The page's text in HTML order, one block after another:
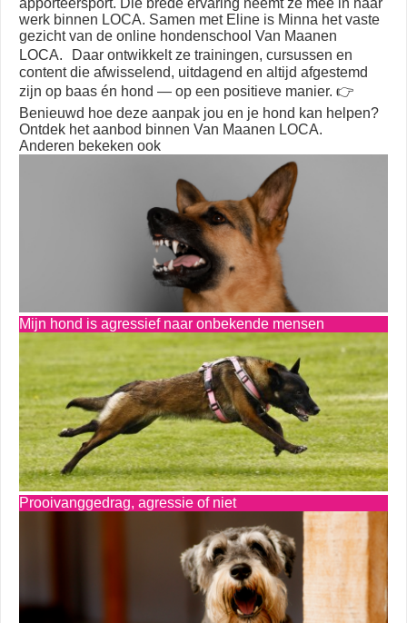
apporteersport. Die brede ervaring neemt ze mee in haar
werk binnen LOCA. Samen met Eline is Minna het vaste
gezicht van de online hondenschool Van Maanen
LOCA. Daar ontwikkelt ze trainingen, cursussen en
content die afwisselend, uitdagend en altijd afgestemd
zijn op baas én hond — op een positieve manier. 👉
Benieuwd hoe deze aanpak jou en je hond kan helpen?
Ontdek het aanbod binnen Van Maanen LOCA.
Anderen bekeken ook
Mijn hond is agressief naar onbekende mensen
Prooivanggedrag, agressie of niet